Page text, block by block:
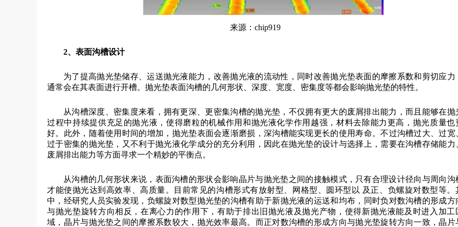
来源：chip919
2、 表面沟槽设计
为了提高抛光垫储存、运送抛光液能力，改善抛光液的流动性，同时改善抛光垫表面的摩擦系数和剪切应力
通常会在其表面进行开槽。抛光垫表面沟槽的几何形状、深度、宽度、密集度等都会影响抛光垫的特性。
从沟槽深度、密集度来看，拥有更深、更密集沟槽的抛光垫，不仅拥有更大的废屑排出能力，而且能够在抛
过程中持续提供充足的抛光液，使得磨粒的机械作用和抛光液化学作用越强，材料去除能力更高，抛光质量也
好。此外，随着使用时间的增加，抛光垫表面会逐渐磨损，深沟槽能实现更长的使用寿命。不过沟槽过大、过宽
过于密集的抛光垫，又不利于抛光液化学成分的充分利用，因此在抛光垫的设计与选择上，需要在沟槽存储能力
废屑排出能力等方面寻求一个精妙的平衡点。
从沟槽的几何形状来说，表面沟槽的形状会影响晶片与抛光垫之间的接触模式，只有合理设计径向与周向沟
才能使抛光达到高效率、高质量。目前常见的沟槽形式有放射型、网格型、圆环型以 及正、负螺旋对数型等。
中，经研究人员实验发现，负螺旋对数型抛光垫的沟槽有助于新抛光液的运送和均布，同时负对数沟槽的形成方
与抛光垫旋转方向相反，在离心力的作用下，有助于排出旧抛光液及抛光产物，使得新抛光液能及时进入加工
域，晶片与抛光垫之间的摩擦系数较大，抛光效率最高。而正对数沟槽的形成方向与抛光垫旋转方向一致，晶片